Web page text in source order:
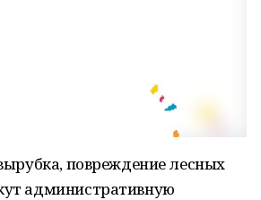
повреждение лесных
административную